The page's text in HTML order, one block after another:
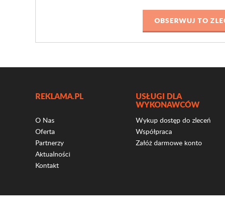
REKLAMA.PL
O Nas
Oferta
Partnerzy
Aktualności
Kontakt
USŁUGI DLA
WYKONAWCÓW
Wykup dostęp do zleceń
Współpraca
Załóż darmowe konto